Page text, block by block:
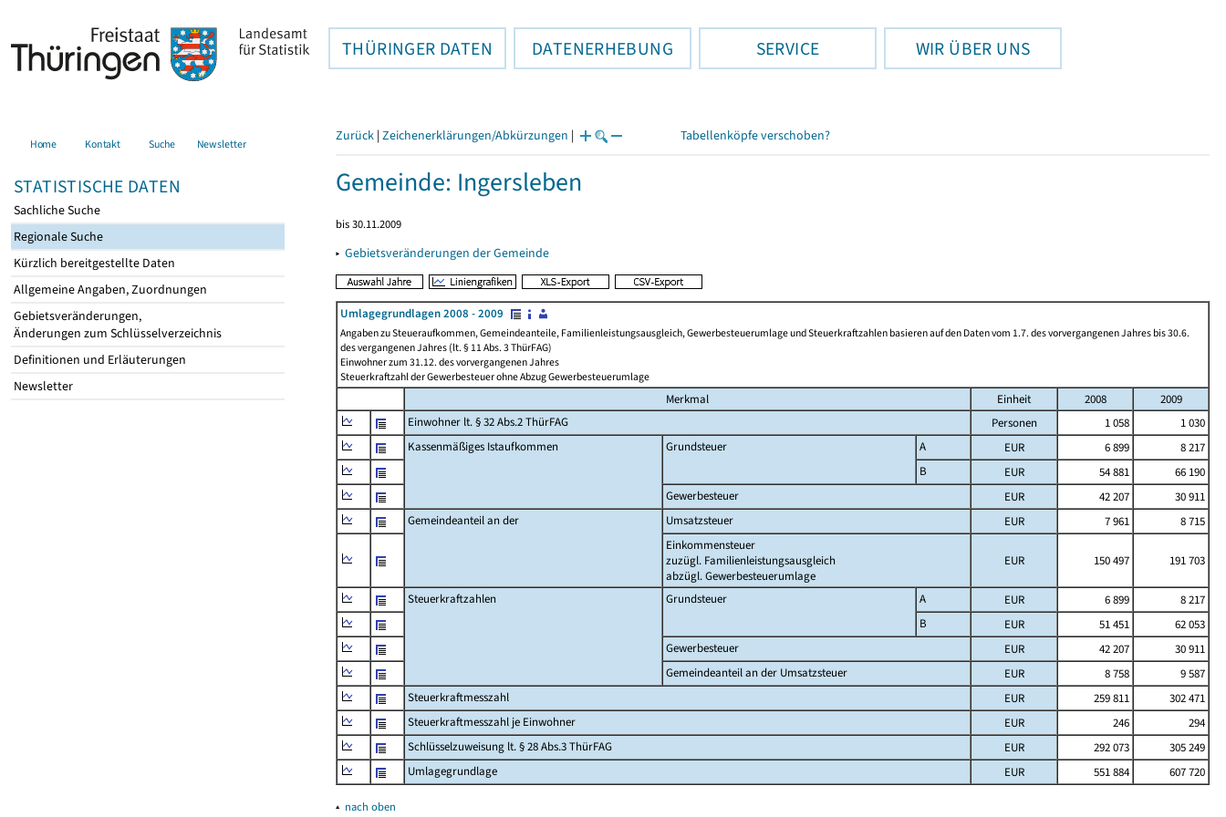
THÜRINGER DATEN DATENERHEBUNG SERVICE WIR ÜBER UNS
Home Kontakt Suche Newsletter
STATISTISCHE DATEN
Sachliche Suche
Regionale Suche
Kürzlich bereitgestellte Daten
Allgemeine Angaben, Zuordnungen
Gebietsveränderungen,
Änderungen zum Schlüsselverzeichnis
Definitionen und Erläuterungen
Newsletter
Zurück | Zeichenerklärungen/Abkürzungen | Tabellenköpfe verschoben?
Gemeinde: Ingersleben
bis 30.11.2009
▸ Gebietsveränderungen der Gemeinde
Umlagegrundlagen 2008 - 2009
Angaben zu Steueraufkommen, Gemeindeanteile, Familienleistungsausgleich, Gewerbesteuerumlage und Steuerkraftzahlen basieren auf den Daten vom 1.7. des vorvergangenen Jahres bis 30.6.
des vergangenen Jahres (lt. § 11 Abs. 3 ThürFAG)
Einwohner zum 31.12. des vorvergangenen Jahres
Steuerkraftzahl der Gewerbesteuer ohne Abzug Gewerbesteuerumlage
Merkmal Einheit 2008
2009
Einwohner lt. § 32 Abs.2 ThürFAG
Personen 1 058
1 030
Kassenmäßiges Istaufkommen
Grundsteuer A EUR 6 899
8 217
B
EUR 54 881
66 190
Gewerbesteuer
EUR 42 207
30 911
Gemeindeanteil an der
Umsatzsteuer EUR 7 961
8 715
Einkommensteuer
zuzügl. Familienleistungsausgleich
abzügl. Gewerbesteuerumlage
EUR 150 497 191 703
Steuerkraftzahlen Grundsteuer A EUR 6 899
8 217
B
EUR 51 451
62 053
Gewerbesteuer
EUR 42 207
30 911
Gemeindeanteil an der Umsatzsteuer
EUR 8 758
9 587
Steuerkraftmesszahl
EUR 259 811
302 471
Steuerkraftmesszahl je Einwohner
EUR 246
294
Schlüsselzuweisung lt. § 28 Abs.3 ThürFAG
EUR 292 073
305 249
Umlagegrundlage
EUR 551 884 607 720
▴ nach oben